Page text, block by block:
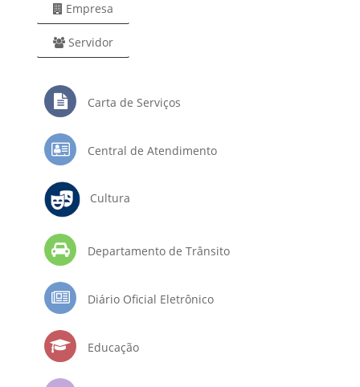
Empresa
Servidor
Carta de Serviços
Central de Atendimento
Cultura
Departamento de Trânsito
Diário Oficial Eletrônico
Educação